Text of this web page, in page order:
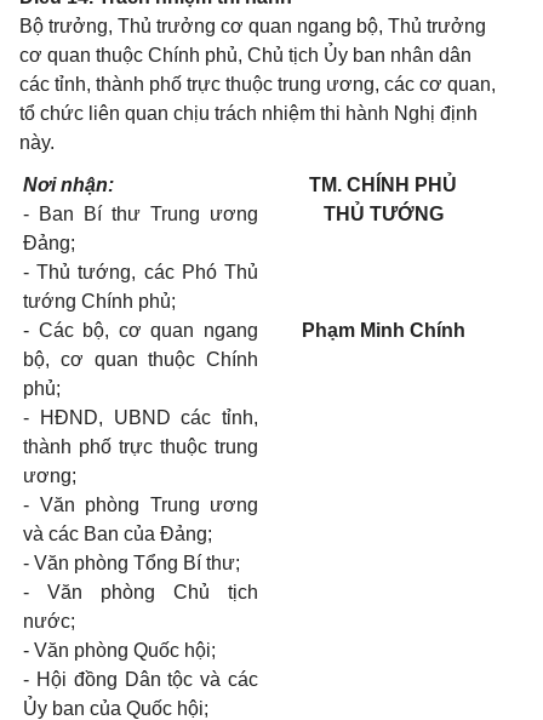
Bộ trưởng, Thủ trưởng cơ quan ngang bộ, Thủ trưởng
cơ quan thuộc Chính phủ, Chủ tịch Ủy ban nhân dân
các tỉnh, thành phố trực thuộc trung ương, các cơ quan,
tổ chức liên quan chịu trách nhiệm thi hành Nghị định
này.
Nơi nhận:
- Ban Bí thư Trung ương
Đảng;
- Thủ tướng, các Phó Thủ
tướng Chính phủ;
- Các bộ, cơ quan ngang
bộ, cơ quan thuộc Chính
phủ;
- HĐND, UBND các tỉnh,
thành phố trực thuộc trung
ương;
- Văn phòng Trung ương
và các Ban của Đảng;
- Văn phòng Tổng Bí thư;
- Văn phòng Chủ tịch
nước;
- Văn phòng Quốc hội;
- Hội đồng Dân tộc và các
Ủy ban của Quốc hội;
TM. CHÍNH PHỦ
THỦ TƯỚNG
Phạm Minh Chính